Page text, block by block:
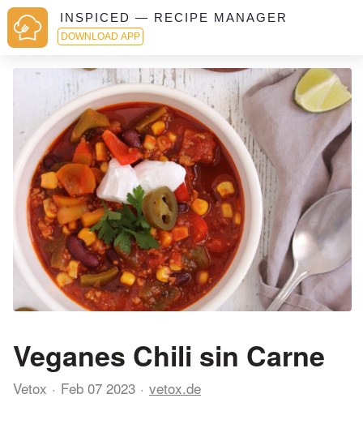
INSPICED — RECIPE MANAGER
DOWNLOAD APP
Veganes Chili sin Carne
Vetox Feb 07 2023 vetox.de